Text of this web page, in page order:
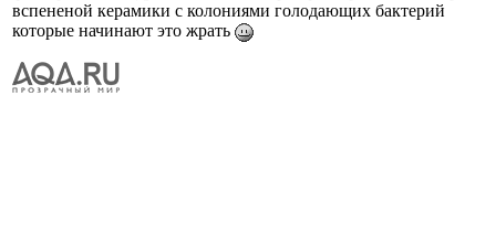
вспененой керамики с колониями голодающих бактерий
которые начинают это жрать